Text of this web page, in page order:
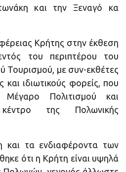
και την Ξεναγό κα
Κρήτης στην έκθεση
του περιπτέρου του
Τουρισμού, με συν-εκθέτες
και ιδιωτικούς φορείς, που
Μέγαρο Πολιτισμού και
της Πολωνικής
και τα ενδιαφέροντα των
ότι η Κρήτη είναι υψηλά